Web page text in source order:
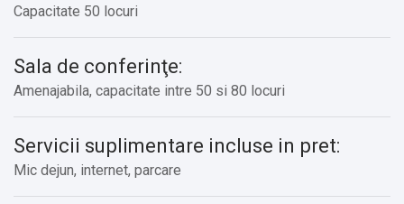
Capacitate 50 locuri
Sala de conferinţe:
Amenajabila, capacitate intre 50 si 80 locuri
Servicii suplimentare incluse in pret:
Mic dejun, internet, parcare